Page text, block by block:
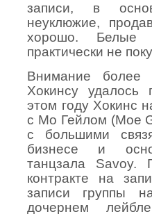
записи, в
неуклюжие,
хорошо. Белые
практически не
Внимание более
Хокинсу
этом году Хокинс
с Мо Гейлом (Moe
с большими
бизнесе и
танцзала Savoy.
контракте на
записи группы
дочернем